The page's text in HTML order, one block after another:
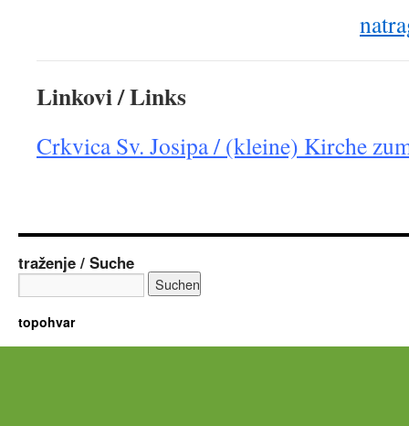
Linkovi / Links
Crkvica Sv. Josipa / (kleine) Kirche
traženje / Suche
topohvar